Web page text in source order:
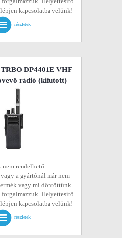
kapcsolatba velünk!
részletek
DP4401E VHF
rádió (kifutott)
nem rendelhető.
a gyártónál már nem
vagy mi döntöttünk
forgalmazzuk. Helyettesítő
kapcsolatba velünk!
részletek